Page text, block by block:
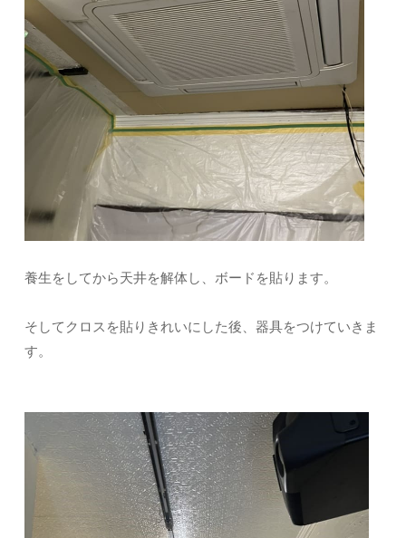
養生をしてから天井を解体し、ボードを貼ります。
そしてクロスを貼りきれいにした後、器具をつけていきま
す。